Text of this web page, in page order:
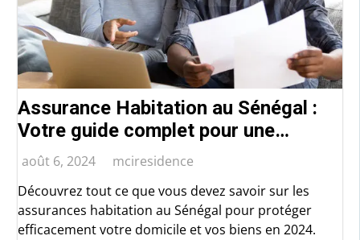
Assurance Habitation au Sénégal :
Votre guide complet pour une
protection optimale
août 6, 2024
mciresidence
Découvrez tout ce que vous devez savoir sur les
assurances habitation au Sénégal pour protéger
efficacement votre domicile et vos biens en 2024.